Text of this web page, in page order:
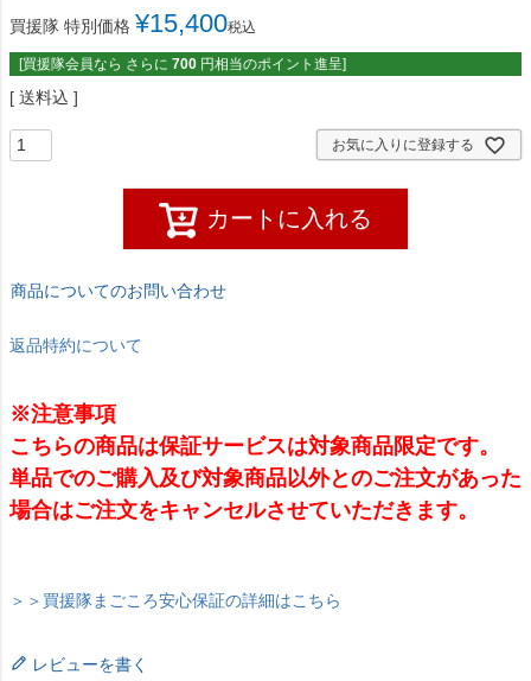
買援隊 特別価格 ¥15,400税込
[買援隊会員なら さらに 700 円相当のポイント進呈]
送料込
お気に入りに登録する
カートに入れる
商品についてのお問い合わせ
返品特約について
※注意事項
こちらの商品は保証サービスは対象商品限定です。
単品でのご購入及び対象商品以外とのご注文があった
場合はご注文をキャンセルさせていただきます。
＞＞買援隊まごころ安心保証の詳細はこちら
レビューを書く